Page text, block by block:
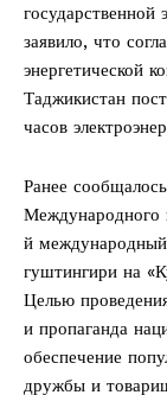
государственной
заявило, что
энергетической
Таджикистан
часов
Ранее
Международного
й
гуштингири на
Целью
и пропаганда
обеспечение
дружбы и